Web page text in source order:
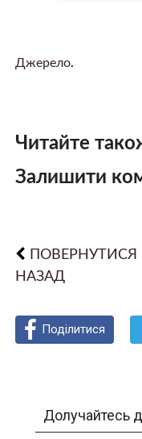
Джерело.
Читайте
Залишити
ПОВЕРНУТИСЯ
НАЗАД
Поділитися
Долучайтесь